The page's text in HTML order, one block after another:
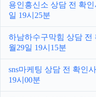
용인흥신소 상담 전 확인
일 19시25분
하남하수구막힘 상담 전
월29일 19시15분
sns마케팅 상담 전 확인
19시00분